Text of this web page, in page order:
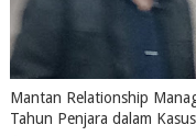
Mantan Relationship
Tahun Penjara dalam